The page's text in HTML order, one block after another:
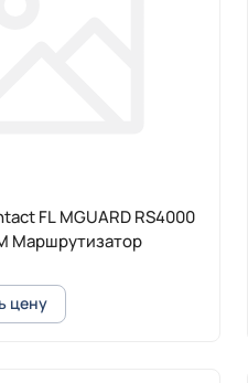
FL MGUARD RS4000
Маршрутизатор
цену